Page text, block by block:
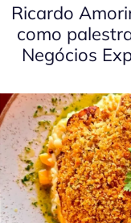
Ricardo
como
Negócios